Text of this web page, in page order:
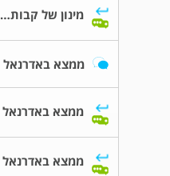
מינון של קבותרים
ממצא באדרנאל
ממצא באדרנאל
ממצא באדרנאל